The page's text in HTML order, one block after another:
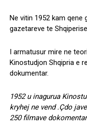
Ne vitin 1952 kam qene
gazetareve te
I armatusur mire ne
Kinostudjon Shqipria e
dokumentar.
1952 u inagurua
kryhej ne vend .Çdo
250 filmave